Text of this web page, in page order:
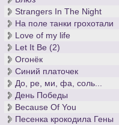
Strangers In The Night
На поле танки грохотали
Love of my life
Let It Be (2)
Огонёк
Синий платочек
До, ре, ми, фа, соль...
День Победы
Because Of You
Песенка крокодила Гены